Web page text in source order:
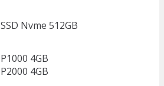
SSD Nvme 512GB
P1000 4GB
P2000 4GB